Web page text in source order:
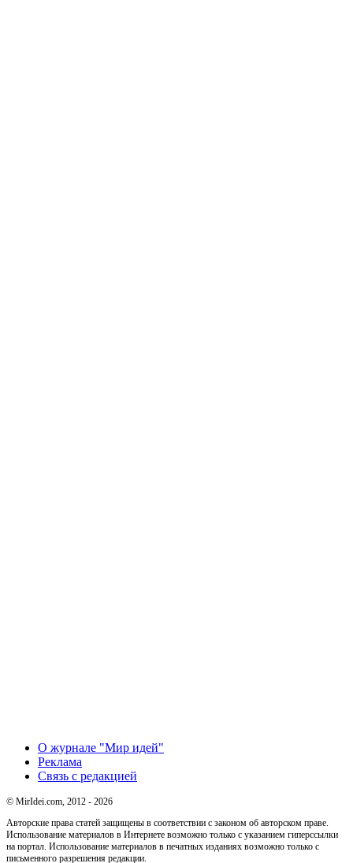
О журнале "Мир идей"
Реклама
Связь с редакцией
© MirIdei.com, 2012 - 2026
Авторские права статей защищены в соответствии с законом об авторском праве.
Использование материалов в Интернете возможно только с указанием гиперссылки
на портал. Использование материалов в печатных изданиях возможно только с
письменного разрешения редакции.